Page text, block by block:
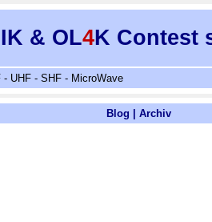
& OL4K Contest
- UHF - SHF - MicroWave
Blog | Archiv